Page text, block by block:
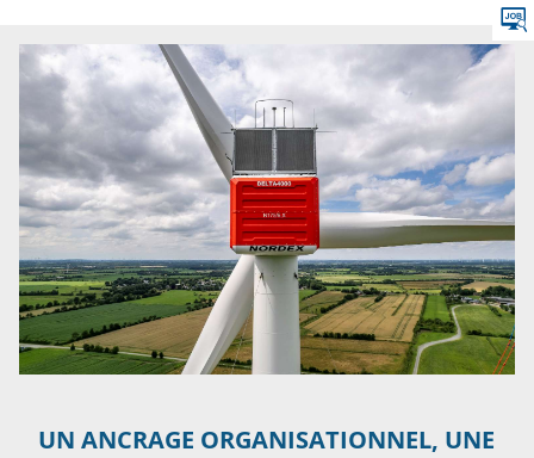
UN ANCRAGE ORGANISATIONNEL, UNE